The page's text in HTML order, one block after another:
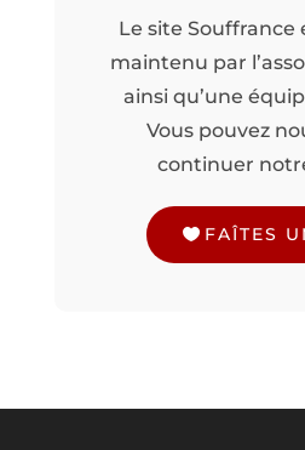
Le site Souffrance
maintenu par
ainsi qu’une
Vous pouvez
continuer
FAÎTES